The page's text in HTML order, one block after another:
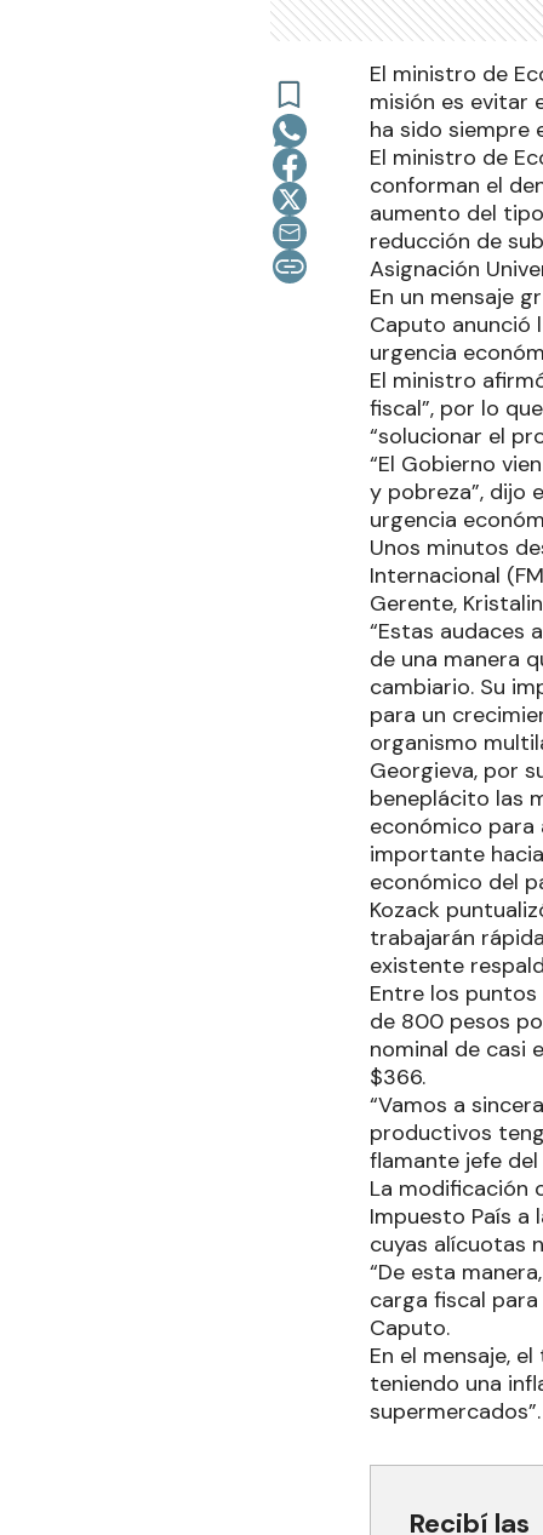
El ministro de
misión es evitar
ha sido siempre
El ministro de
conforman el
aumento del
reducción de
Asignación
En un mensaje
Caputo anunció
urgencia
El ministro
fiscal”, por lo
“solucionar el
“El Gobierno
y pobreza”, dijo
urgencia
Unos minutos
Internacional
Gerente,
“Estas audaces
de una manera
cambiario. Su
para un
organismo
Georgieva, por
beneplácito las
económico
importante
económico del
Kozack
trabajarán
existente
Entre los
de 800 pesos
nominal de casi
$366.
“Vamos a
productivos
flamante jefe del
La modificación
Impuesto País a
cuyas alícuotas
“De esta
carga fiscal
Caputo.
En el mensaje,
teniendo una
supermercados”.
Recibí las